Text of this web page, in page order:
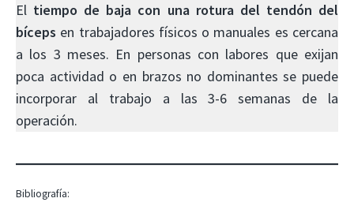
El tiempo de baja con una rotura del tendón del
bíceps en trabajadores físicos o manuales es cercana
a los 3 meses. En personas con labores que exijan
poca actividad o en brazos no dominantes se puede
incorporar al trabajo a las 3-6 semanas de la
operación.
Bibliografía: